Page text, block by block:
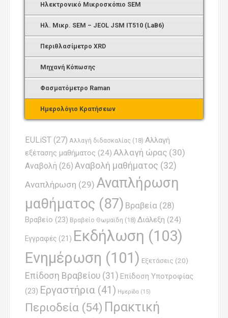
Ηλεκτρονικό Μικροσκόπιο SEM
Ηλ. Μικρ. SEM – JEOL JSM IT510 (LaB6)
Περιθλασίμετρο XRD
Μηχανή Κόπωσης
Φασματόμετρο Raman
Ημερολόγιο Κρατήσεων
EULiST (27) Αλλαγή διδασκαλίας (18) Αλλαγή
εξέτασης μαθήματος (24) Αλλαγή ώρας (30)
Αναβολή (26) Αναβολή μαθήματος (32)
Αναπλήρωση (29) Αναπλήρωση
μαθήματος (87) Βραβεία (28)
Βραβείο (23) Βραβείο Θωμαϊδη (18) Διάλεξη (24)
Εγγραφές (21) Εκδήλωση (103)
Ενημέρωση (101) Εξετάσεις (20)
Επίδοση Βραβείου (31) Επίδοση Υποτροφίας
(23) Εργαστήρια (41) Ημερίδα (15)
Περιοδεία (54) Πρακτική